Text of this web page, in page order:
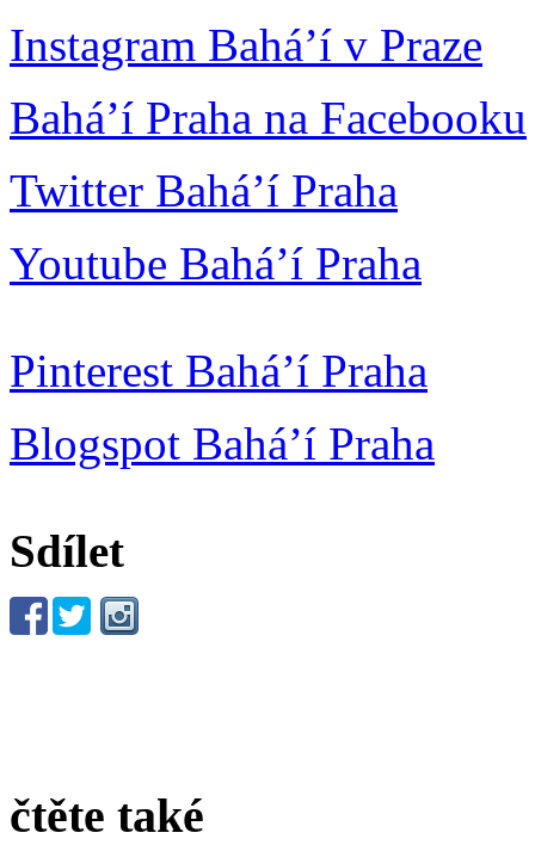
Instagram Bahá’í v Praze
Bahá’í Praha na Facebooku
Twitter Bahá’í Praha
Youtube Bahá’í Praha
Pinterest Bahá’í Praha
Blogspot Bahá’í Praha
Sdílet
čtěte také